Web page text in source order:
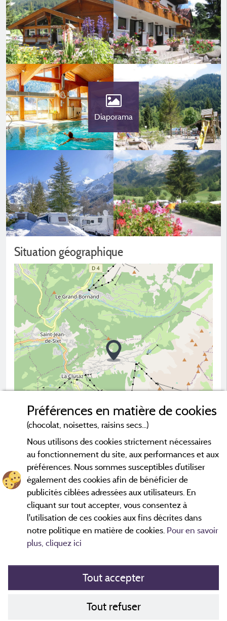
Diaporama
Situation géographique
2 km © OpenStreetMap contributors
Contacter le camping
Politique de cookies
Préférences en matière de cookies
(chocolat, noisettes, raisins secs...)
Nous utilisons des cookies strictement nécessaires
au fonctionnement du site, aux performances et aux
préférences. Nous sommes susceptibles d’utiliser
également des cookies afin de bénéficier de
publicités ciblées adressées aux utilisateurs. En
cliquant sur tout accepter, vous consentez à
l'utilisation de ces cookies aux fins décrites dans
notre politique en matière de cookies. Pour en savoir
plus, cliquez ici
Tout accepter
Tout refuser